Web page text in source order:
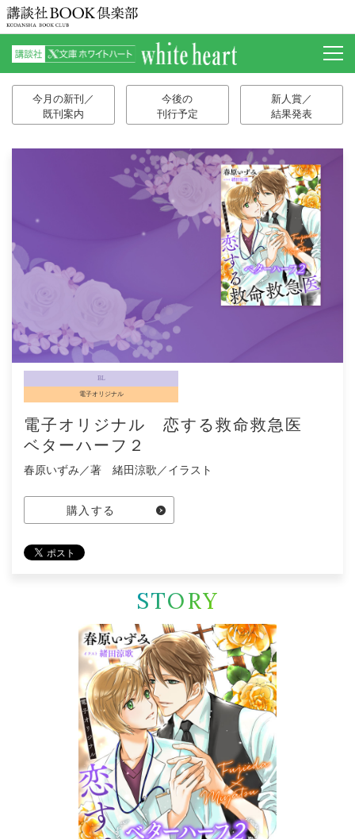
今月の新刊／
既刊案内
今後の
刊行予定
新人賞／
結果発表
BL
電子オリジナル
電子オリジナル 恋する救命救急医
ベターハーフ２
春原いずみ／著 緒田涼歌／イラスト
購入する
STORY